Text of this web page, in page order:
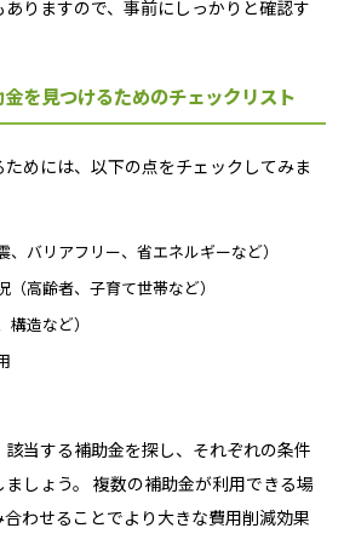
りますので、事前にしっかりと確認す
を見つけるためのチェックリスト
めには、以下の点をチェックしてみま
、バリアフリー、省エネルギーなど）
高齢者、子育て世帯など）
造など）
当する補助金を探し、それぞれの条件
しょう。 複数の補助金が利用できる場
わせることでより大きな費用削減効果